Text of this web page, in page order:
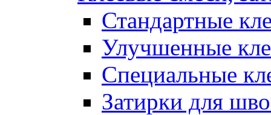
Стандартные
Улучшенные
Специальные
Затирки для